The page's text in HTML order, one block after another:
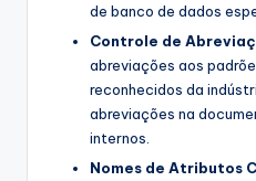
de banco de dados
Controle de
abreviações aos
reconhecidos da
abreviações na
internos.
Nomes de Atributos